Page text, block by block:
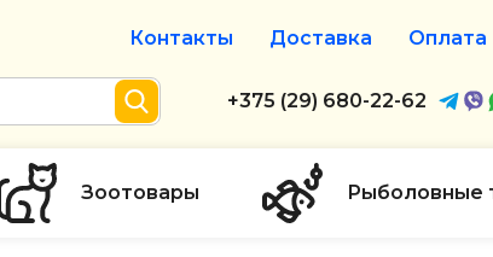
Контакты Доставка Оплата
О
+375 (29) 680-22-62
Интернет-магазин
тел. А1
Заказать звонок
Зоотовары Рыболовные